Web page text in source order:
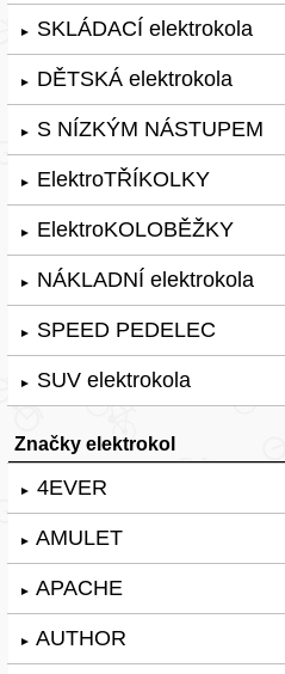
► SKLÁDACÍ elektrokola
► DĚTSKÁ elektrokola
► S NÍZKÝM NÁSTUPEM
► ElektroTŘÍKOLKY
► ElektroKOLOBĚŽKY
► NÁKLADNÍ elektrokola
► SPEED PEDELEC
► SUV elektrokola
Značky elektrokol
► 4EVER
► AMULET
► APACHE
► AUTHOR